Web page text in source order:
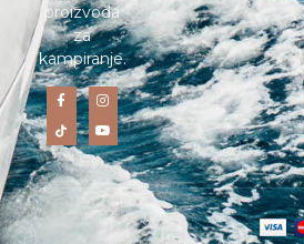
proizvoda
za
kampiranje.